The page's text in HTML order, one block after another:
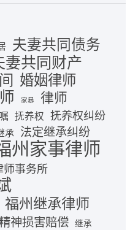
夫妻共同债务
妻共同财产
婚姻律师
家暴 律师
抚养权 抚养权纠纷
承 法定继承纠纷
州家事律师
师事务所
福州继承律师
神损害赔偿 继承